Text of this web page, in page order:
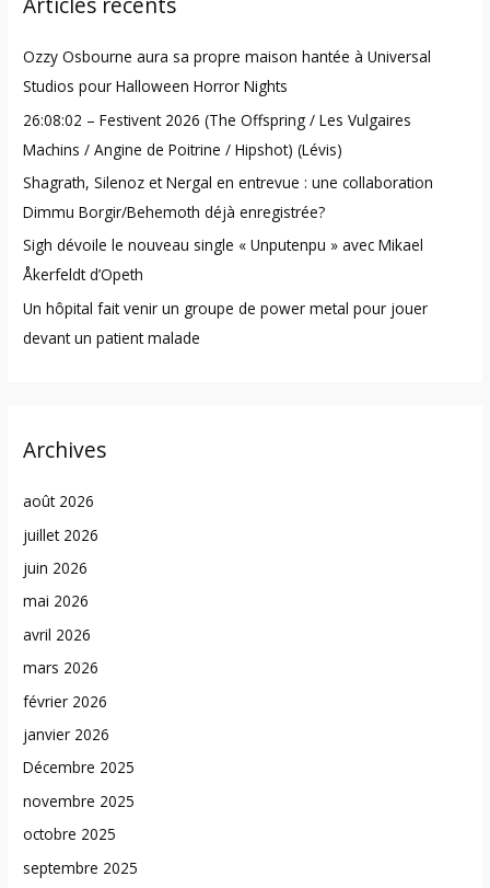
c
f
o
r
:
Ozzy Osbourne aura sa propre maison hantée à Universal
Studios pour Halloween Horror Nights
26:08:02 – Festivent 2026 (The Offspring / Les Vulgaires
Machins / Angine de Poitrine / Hipshot) (Lévis)
Shagrath, Silenoz et Nergal en entrevue : une collaboration
Dimmu Borgir/Behemoth déjà enregistrée?
Sigh dévoile le nouveau single « Unputenpu » avec Mikael
Åkerfeldt d’Opeth
Un hôpital fait venir un groupe de power metal pour jouer
devant un patient malade
Archives
août 2026
juillet 2026
juin 2026
mai 2026
avril 2026
mars 2026
février 2026
janvier 2026
Décembre 2025
novembre 2025
octobre 2025
septembre 2025